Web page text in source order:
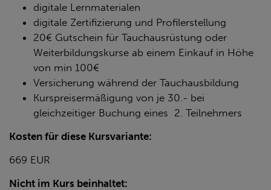
digitale Lernmaterialen
digitale Zertifizierung und Profilerstellung
20€ Gutschein für Tauchausrüstung oder
Weiterbildungskurse ab einem Einkauf in Höhe
von min 100€
Versicherung während der Tauchausbildung
Kurspreisermäßigung von je 30.- bei
gleichzeitiger Buchung eines 2. Teilnehmers
Kosten für diese Kursvariante:
669 EUR
Nicht im Kurs beinhaltet: